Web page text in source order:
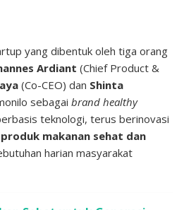
yang dibentuk oleh tiga orang
Ardiant (Chief Product &
(Co-CEO) dan Shinta
sebagai brand healthy
teknologi, terus berinovasi
makanan sehat dan
harian masyarakat